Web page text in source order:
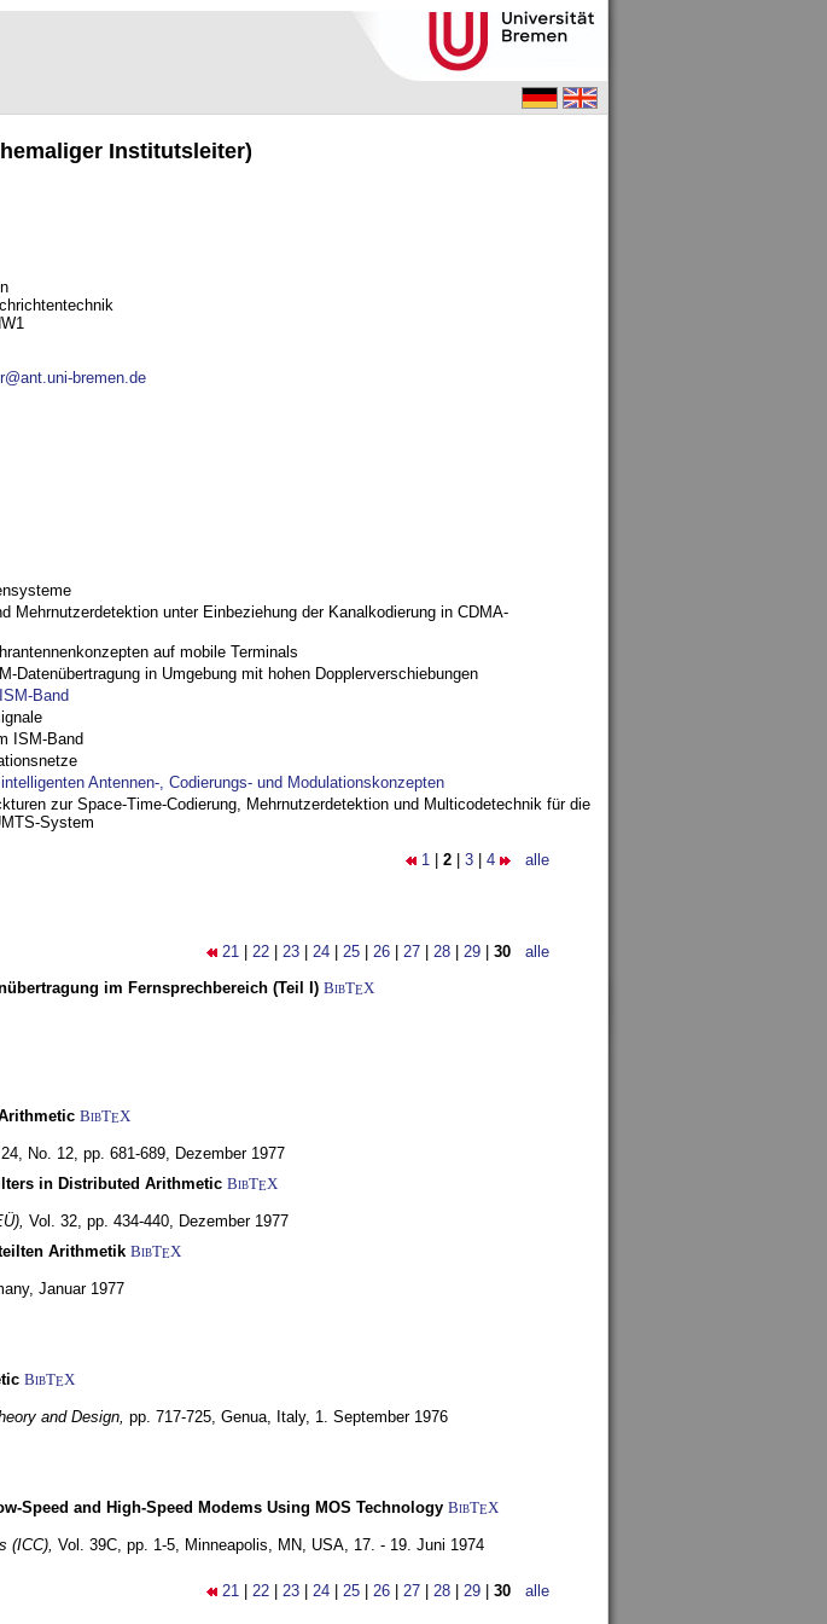
Institutsleiter)
bremen.de
Mehrnutzerdetektion unter Einbeziehung der Kanalkodierung in CDMA-
auf mobile Terminals
Datenübertragung in Umgebung mit hohen Dopplerverschiebungen
Band
ISM-Band
Antennen-, Codierungs- und Modulationskonzepten
zur Space-Time-Codierung, Mehrnutzerdetektion und Multicodetechnik für die
System
1 2 3 4 alle
21 22 23 24 25 26 27 28 29 30 alle
im Fernsprechbereich (Teil I) BibTEX
BibTEX
No. 12, pp. 681-689, Dezember 1977
in Distributed Arithmetic BibTEX
Vol. 32, pp. 434-440, Dezember 1977
Arithmetik BibTEX
Januar 1977
BibTEX
and Design, pp. 717-725, Genua, Italy, 1. September 1976
Speed and High-Speed Modems Using MOS Technology BibTEX
(ICC), Vol. 39C, pp. 1-5, Minneapolis, MN, USA, 17. - 19. Juni 1974
21 22 23 24 25 26 27 28 29 30 alle